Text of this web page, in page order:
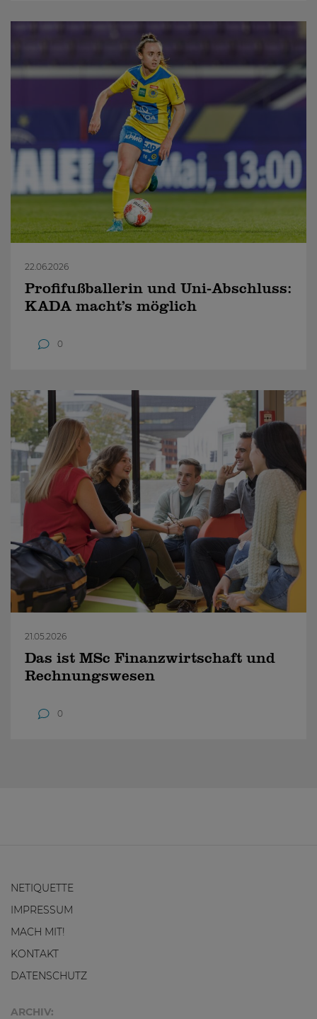
22.06.2026
Profifußballerin und Uni-Abschluss:
KADA macht’s möglich
0
21.05.2026
Das ist MSc Finanzwirtschaft und
Rechnungswesen
0
NETIQUETTE
IMPRESSUM
MACH MIT!
KONTAKT
DATENSCHUTZ
ARCHIV: